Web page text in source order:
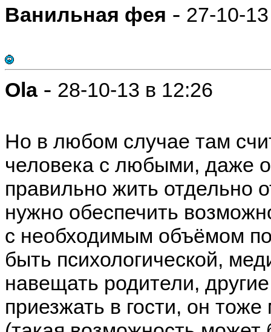
Ванильная фея - 27-10-
Ola- 28-10-13 в 12:26
Но в любом случае там
человека с любыми, даже
правильно жить отдельно
нужно обеспечить
с необходимым объёмом
быть психологической,
навещать родители,
приезжать в гости, он